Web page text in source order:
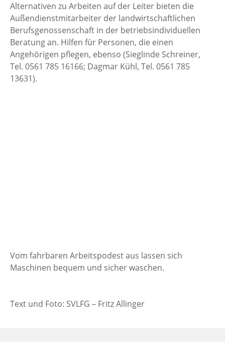
Alternativen zu Arbeiten auf der Leiter bieten die
Außendienstmitarbeiter der landwirtschaftlichen
Berufsgenossenschaft in der betriebsindividuellen
Beratung an. Hilfen für Personen, die einen
Angehörigen pflegen, ebenso (Sieglinde Schreiner,
Tel. 0561 785 16166; Dagmar Kühl, Tel. 0561 785
13631).
Vom fahrbaren Arbeitspodest aus lassen sich
Maschinen bequem und sicher waschen.
Text und Foto: SVLFG – Fritz Allinger